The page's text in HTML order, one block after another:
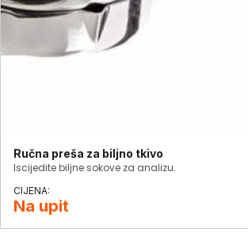
Ručna preša za biljno tkivo
Iscijedite biljne sokove za analizu.
Na upit